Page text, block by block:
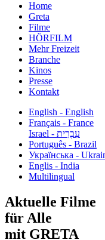
Home
Greta
Filme
HÖRFILM
Mehr Freizeit
Branche
Kinos
Presse
Kontakt
English - English
Français - France
עִבְרִית - Israel
Português - Brazil
Українська -
Englis - India
Multilingual
Aktuelle Filme
für Alle
mit GRETA